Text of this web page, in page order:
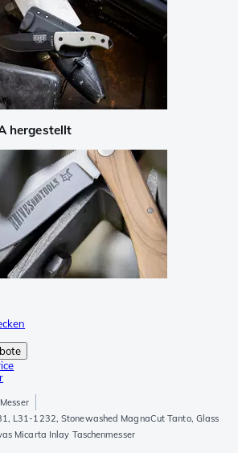
hergestellt
L31-1232, Stonewashed MagnaCut Tanto, Glass
Micarta Inlay Taschenmesser